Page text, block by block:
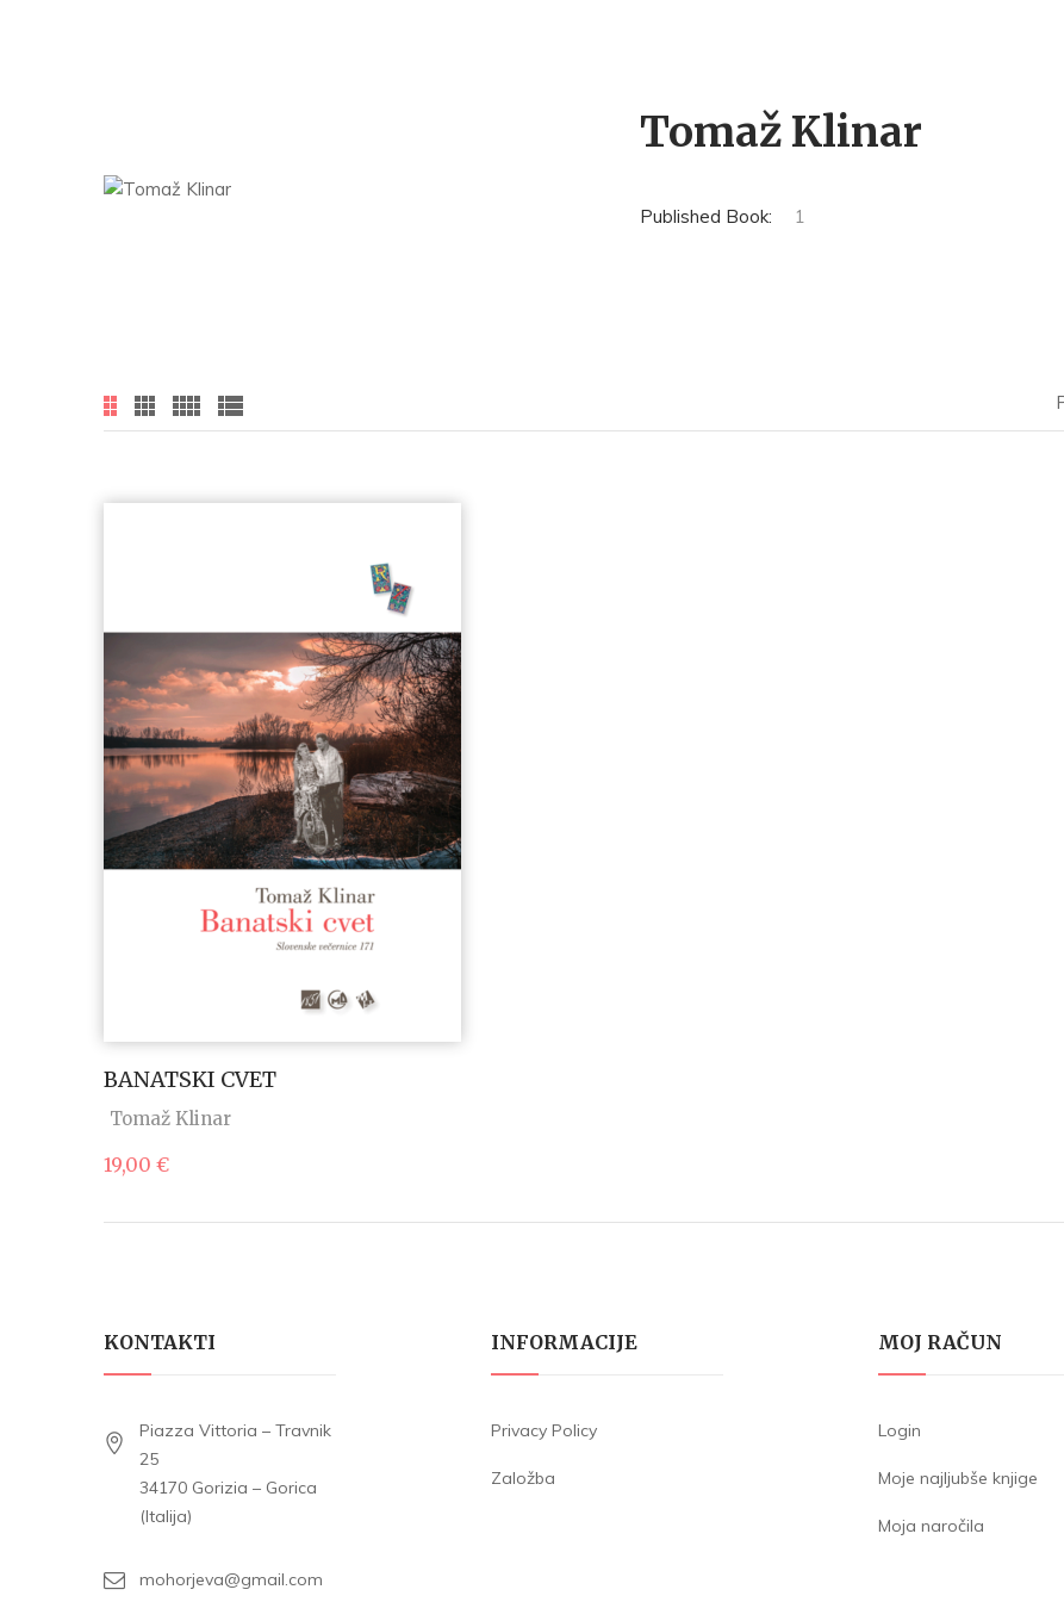
Tomaž Klinar
Published Book: 1
BANATSKI CVET
Tomaž Klinar
19,00 €
KONTAKTI
Piazza Vittoria – Travnik
25
34170 Gorizia – Gorica
(Italija)
mohorjeva@gmail.com
INFORMACIJE
Privacy Policy
Založba
MOJ RAČUN
Login
Moje najljubše knjige
Moja naročila